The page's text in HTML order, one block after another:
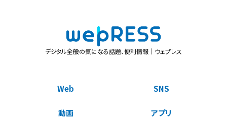
デジタル全般の気になる話題、便利情報｜ウェプレス
Web SNS
動画 アプリ